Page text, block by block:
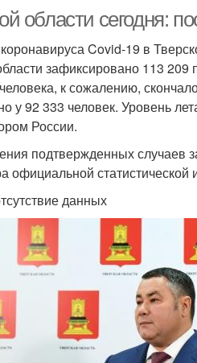
области сегодня:
Covid-19 в
зафиксировано 113
к сожалению,
у 92 333 человек. Уровень
России.
подтвержденных случаев
официальной
данных